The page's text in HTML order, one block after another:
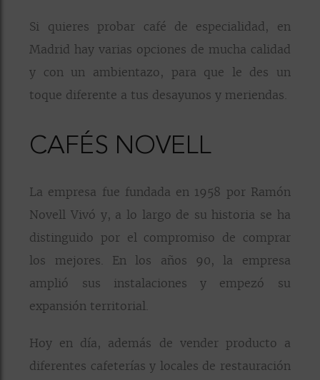
Si quieres probar café de especialidad, en
Madrid hay varias opciones de mucha calidad
y con un ambientazo, para que le des un
toque diferente a tus desayunos y meriendas.
CAFÉS NOVELL
La empresa fue fundada en 1958 por Ramón
Novell Vivó y, a lo largo de su historia se ha
distinguido por el compromiso de comprar
los mejores. En los años 90, la empresa
amplió sus instalaciones y empezó su
expansión territorial.
Hoy en día, además de vender producto a
diferentes cafeterías y locales de restauración